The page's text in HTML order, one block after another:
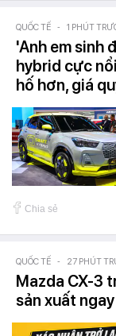
QUỐC TẾ - 1 PHÚT
'Anh em sinh
hybrid cực
hố hơn, giá
Chia sẻ
QUỐC TẾ - 27 PHÚT
Mazda CX-3
sản xuất